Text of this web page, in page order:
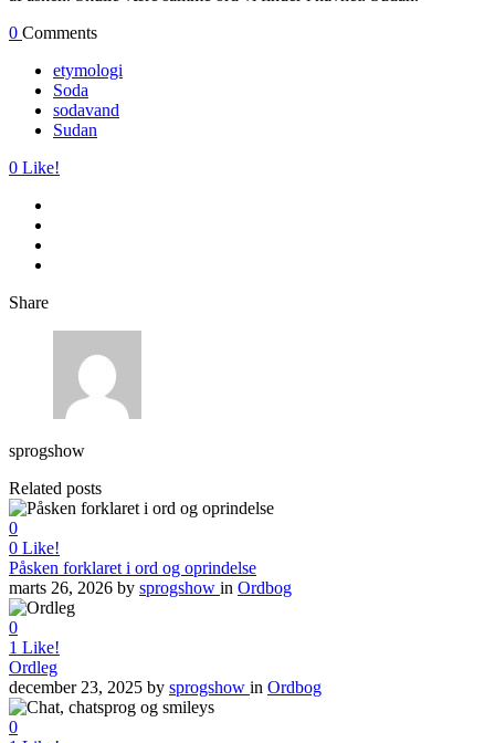
0 Comments
etymologi
Soda
sodavand
Sudan
0 Like!
Share
sprogshow
Related posts
0
0 Like!
Påsken forklaret i ord og oprindelse
marts 26, 2026 by sprogshow in Ordbog
0
1 Like!
Ordleg
december 23, 2025 by sprogshow in Ordbog
0